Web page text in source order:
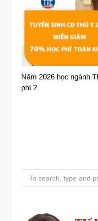
Năm 2026 học ngành
phí ?
e